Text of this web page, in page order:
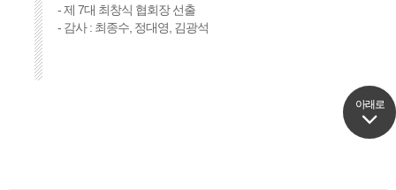
아래로
- 제 7대 최창식 협회장 선출
- 감사 : 최종수, 정대영, 김광석
아래로